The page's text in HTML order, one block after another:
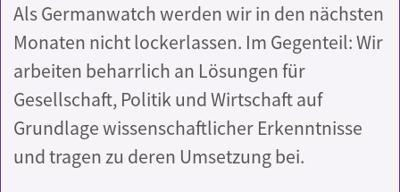
Als Germanwatch werden wir in den nächsten
Monaten nicht lockerlassen. Im Gegenteil: Wir
arbeiten beharrlich an Lösungen für
Gesellschaft, Politik und Wirtschaft auf
Grundlage wissenschaftlicher Erkenntnisse
und tragen zu deren Umsetzung bei.